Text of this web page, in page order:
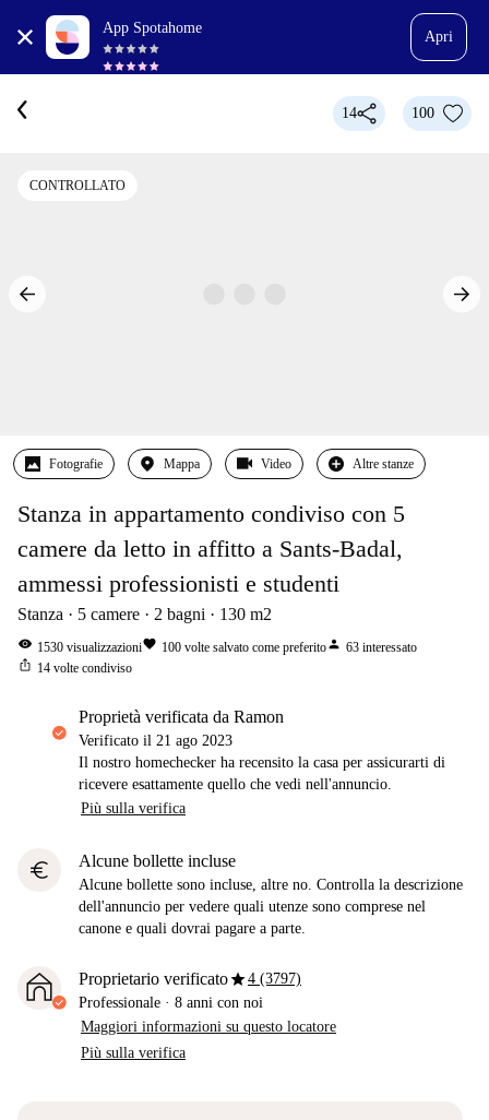
App Spotahome
Apri
14 100
CONTROLLATO
Fotografie Mappa Video Altre stanze
Stanza in appartamento condiviso con 5
camere da letto in affitto a Sants-Badal,
ammessi professionisti e studenti
Stanza 5 camere 2 bagni 130 m2
visibility 1530 visualizzazionifavorite 100 volte salvato come preferitoperson 63 interessato
ios_share 14 volte condiviso
proprietà verificata da Ramon
Verificato il 21 ago 2023
Il nostro homechecker ha recensito la casa per assicurarti di
ricevere esattamente quello che vedi nell'annuncio.
Più sulla verifica
euro Alcune bollette incluse
Alcune bollette sono incluse, altre no. Controlla la descrizione
dell'annuncio per vedere quali utenze sono comprese nel
canone e quali dovrai pagare a parte.
Proprietario verificatostar4 (3797)
Professionale · 8 anni con noi
Maggiori informazioni su questo locatore
Più sulla verifica